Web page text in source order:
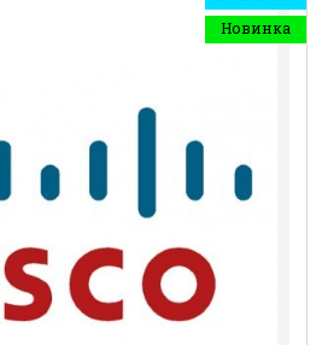
Новинка